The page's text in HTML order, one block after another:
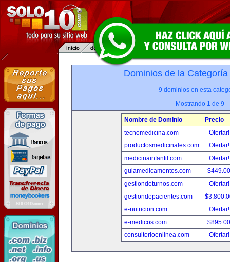
Dominios de la
9 dominios en esta
Mostrando 1 de 9
Nombre de Dominio
Precio
tecnomedicina.com
productosmedicinales.com
medicinainfantil.com
guiamedicamentos.com
gestiondeturnos.com
gestiondepacientes.com
e-nutricion.com
e-medicos.com
consultorioenlinea.com